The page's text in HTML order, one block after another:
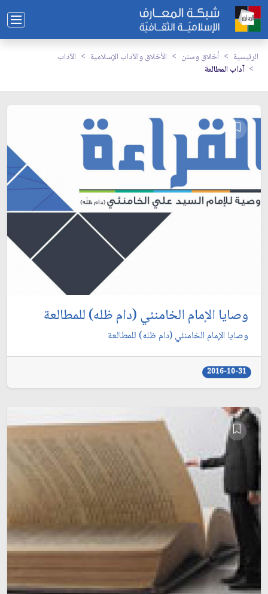
الرئيسية أخلاق وسنن الأخلاق والآداب الإسلامية
الآداب
آداب المطالعة
وصايا الإمام الخامنئي (دام ظله) للمطالعة
وصايا الإمام الخامنئي (دام ظله) للمطالعة
2016-10-31